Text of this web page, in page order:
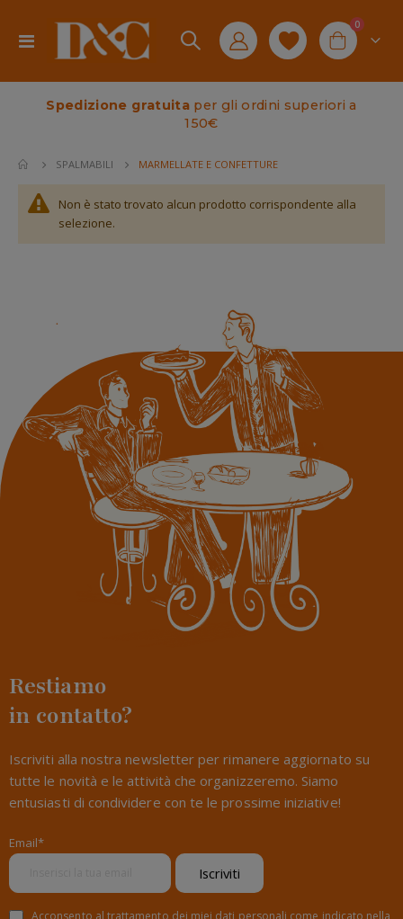
Toggle
Cart
0elementi
Spedizione gratuita per gli ordini superiori a
150€
SPALMABILI MARMELLATE E CONFETTURE
Non è stato trovato alcun prodotto corrispondente alla
selezione.
Restiamo
in contatto?
Iscriviti alla nostra newsletter per rimanere aggiornato su
tutte le novità e le attività che organizzeremo. Siamo
entusiasti di condividere con te le prossime iniziative!
Email*
Iscriviti
Acconsento al trattamento dei miei dati personali come indicato nella